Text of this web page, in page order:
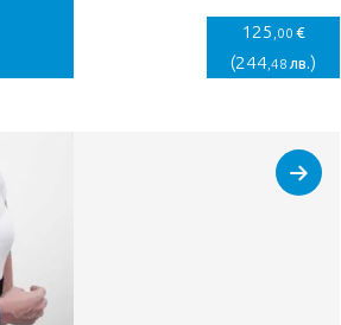
125 ,00 €
(244,48 лв.)